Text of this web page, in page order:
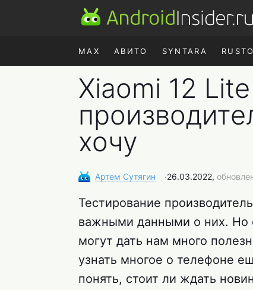
MAX АВИТО SYNTARA
Xiaomi 12
хочу
Артем Сутягин ∙26.03.2022,
Тестирование
важными данными о них. Но
могут дать нам много
узнать многое о телефоне
понять, стоит ли ждать